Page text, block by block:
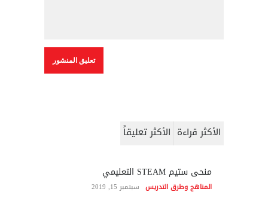
الأكثر قراءة الأكثر تعليقاً
منحى ستيم STEAM التعليمي
المناهج وطرق التدريس سبتمبر 15, 2019